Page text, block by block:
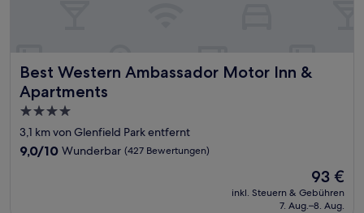
Best Western Ambassador Motor Inn &
Apartments
Best Western Ambassador Motor Inn & Apartments
4.0-
Sterne-
Unterkunft
3,1 km von Glenfield Park entfernt
9.0
9,0/10 Wunderbar (427 Bewertungen)
Der
Preis
beträgt
93 €
inkl. Steuern & Gebühren
7. Aug.–8. Aug.